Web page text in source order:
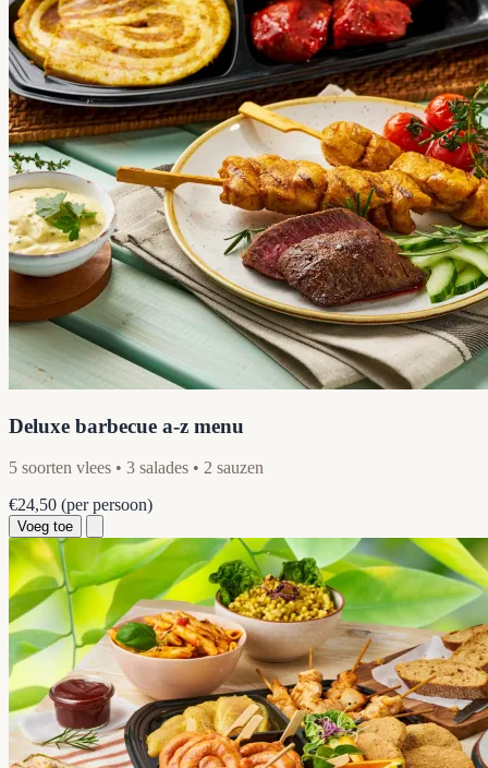
Deluxe barbecue a-z menu
5 soorten vlees • 3 salades • 2 sauzen
€24,50 (per persoon)
Voeg toe